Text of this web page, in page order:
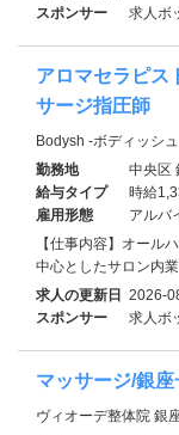
スポンサー
求人ボ
アロマセラピス
サージ指圧師
Bodysh -ボディッシ
勤務地
中央区
給与タイプ
時給
雇用形態
アルバ
【仕事内容】オール
中心としたサロン内
求人の更新日 2026-
スポンサー
求人ボ
マッサージ/銀
ヴィオーデ整体院 銀